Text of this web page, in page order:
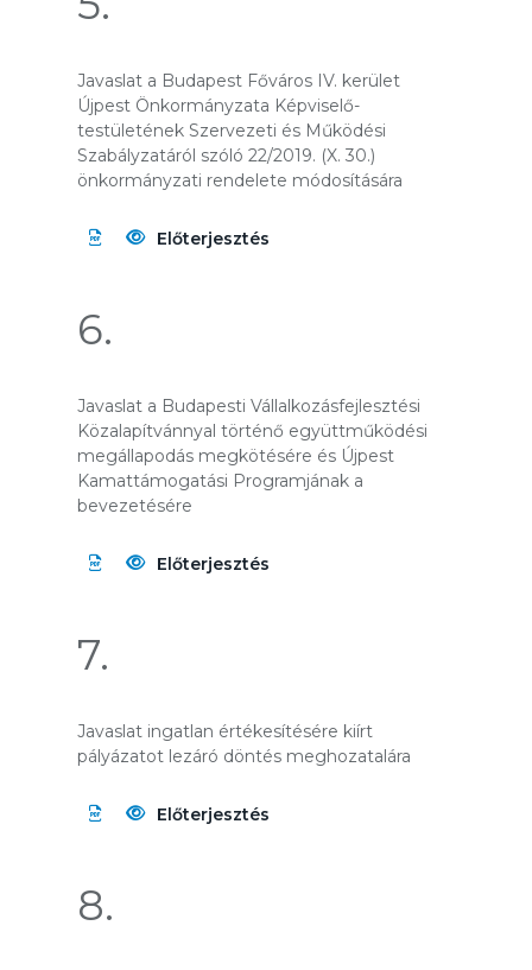
Javaslat a Budapest Főváros IV. kerület
Újpest Önkormányzata Képviselő-
testületének Szervezeti és Működési
Szabályzatáról szóló 22/2019. (X. 30.)
önkormányzati rendelete módosítására
Előterjesztés
6.
Javaslat a Budapesti Vállalkozásfejlesztési
Közalapítvánnyal történő együttműködési
megállapodás megkötésére és Újpest
Kamattámogatási Programjának a
bevezetésére
Előterjesztés
7.
Javaslat ingatlan értékesítésére kiírt
pályázatot lezáró döntés meghozatalára
Előterjesztés
8.